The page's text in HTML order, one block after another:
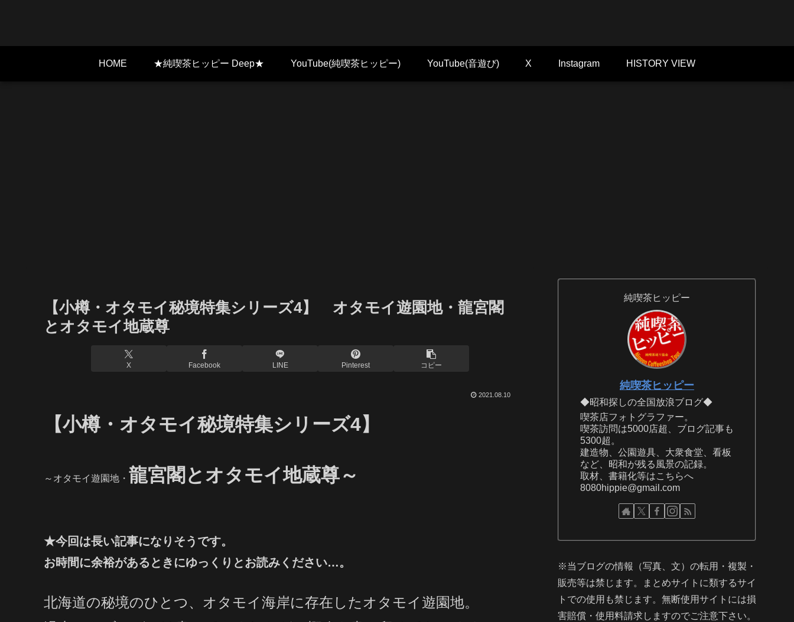
HOME ★純喫茶ヒッピー Deep★ YouTube(純喫茶ヒッピー) YouTube(音遊び) X Instagram HISTORY VIEW
【小樽・オタモイ秘境特集シリーズ4】 オタモイ遊園地・龍宮閣
とオタモイ地蔵尊
X Facebook LINE Pinterest コピー
2021.08.10
【小樽・オタモイ秘境特集シリーズ4】
～オタモイ遊園地・ 龍宮閣とオタモイ地蔵尊～
★今回は長い記事になりそうです。
お時間に余裕があるときにゆっくりとお読みください…。
北海道の秘境のひとつ、オタモイ海岸に存在したオタモイ遊園地。
純喫茶ヒッピー
純喫茶ヒッピー
◆昭和探しの全国放浪ブログ◆
喫茶店フォトグラファー。
喫茶訪問は5000店超、ブログ記事も
5300超。
建造物、公園遊具、大衆食堂、看板
など、昭和が残る風景の記録。
取材、書籍化等はこちらへ
8080hippie@gmail.com
※当ブログの情報（写真、文）の転用・複製・
販売等は禁じます。まとめサイトに類するサイ
トでの使用も禁じます。無断使用サイトには損
害賠償・使用料請求しますのでご注意下さい。